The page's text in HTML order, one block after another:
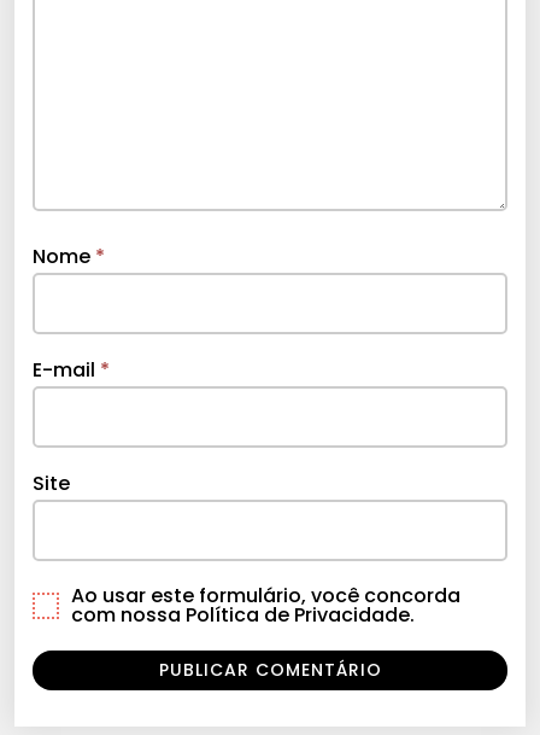
Nome *
E-mail *
Site
Ao usar este formulário, você concorda
com nossa Política de Privacidade.